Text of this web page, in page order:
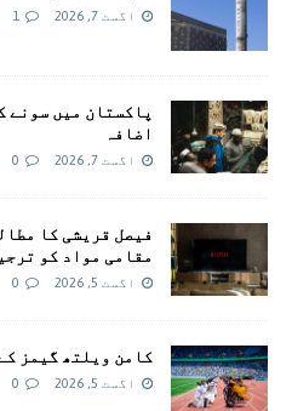
اگست 7, 2026 1
اضافہ
اگست 7, 2026 0
فیصل قریشی کا
مقامی مواد کو
اگست 5, 2026 0
کامن ویلتھ گیمز کے
اگست 5, 2026 0